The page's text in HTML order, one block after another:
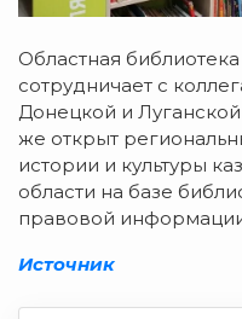
Областная
сотрудничает с
Донецкой и
же открыт
истории и культуры
области на базе
правовой
Источник